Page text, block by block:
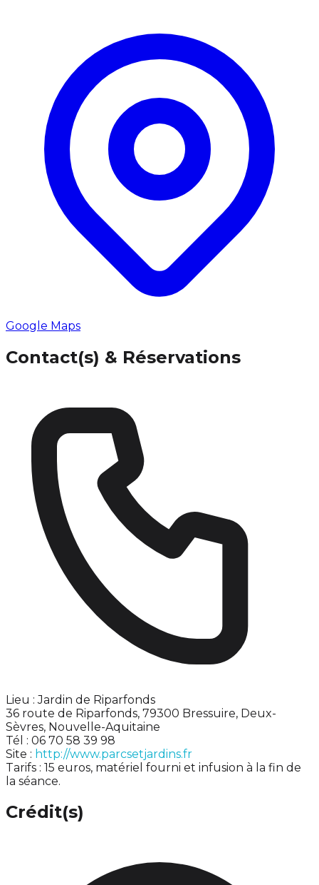
Google Maps
Contact(s) & Réservations
Lieu : Jardin de Riparfonds
36 route de Riparfonds, 79300 Bressuire, Deux-
Sèvres, Nouvelle-Aquitaine
Tél : 06 70 58 39 98
Site : http://www.parcsetjardins.fr
Tarifs : 15 euros, matériel fourni et infusion à la fin de
la séance.
Crédit(s)